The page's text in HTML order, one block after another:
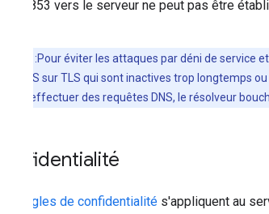
port 853 vers le serveur ne peut pas être
:Pour éviter les attaques par déni de service
DNS sur TLS qui sont inactives trop longtemps
devra effectuer des requêtes DNS, le résolveur
Confidentialité
Règles de confidentialité s'appliquent au